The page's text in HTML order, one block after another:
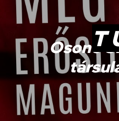
Osonó